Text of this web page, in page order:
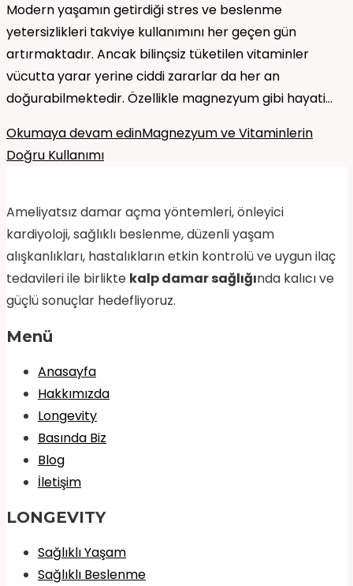
Modern yaşamın getirdiği stres ve beslenme
yetersizlikleri takviye kullanımını her geçen gün
artırmaktadır. Ancak bilinçsiz tüketilen vitaminler
vücutta yarar yerine ciddi zararlar da her an
doğurabilmektedir. Özellikle magnezyum gibi hayati…
Okumaya devam edinMagnezyum ve Vitaminlerin
Doğru Kullanımı
Ameliyatsız damar açma yöntemleri, önleyici
kardiyoloji, sağlıklı beslenme, düzenli yaşam
alışkanlıkları, hastalıkların etkin kontrolü ve uygun ilaç
tedavileri ile birlikte kalp damar sağlığında kalıcı ve
güçlü sonuçlar hedefliyoruz.
Menü
Anasayfa
Hakkımızda
Longevity
Basında Biz
Blog
İletişim
LONGEVITY
Sağlıklı Yaşam
Sağlıklı Beslenme